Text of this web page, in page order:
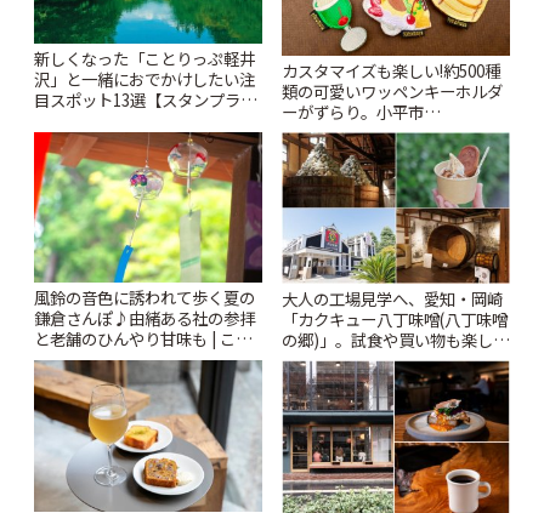
新しくなった「ことりっぷ軽井
沢」と一緒におでかけしたい注
目スポット13選【スタンプラリ
カスタマイズも楽しい!約500種
類の可愛いワッペンキーホルダ
ーがずらり。小平市
「Kimamaya T&K」 | ことりっ
ぷ
風鈴の音色に誘われて歩く夏の
鎌倉さんぽ♪由緒ある社の参拝
と老舗のひんやり甘味も | こと
りっぷ
大人の工場見学へ、愛知・岡崎
「カクキュー八丁味噌(八丁味噌
の郷)」。試食や買い物も楽しみ
♪ | ことりっぷ